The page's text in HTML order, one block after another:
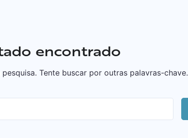
encontrado
Tente buscar por outras palavras-chave.